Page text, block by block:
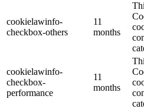
cookielawinfo-
checkbox-others
11
months
cookielawinfo-
checkbox-
performance
11
months